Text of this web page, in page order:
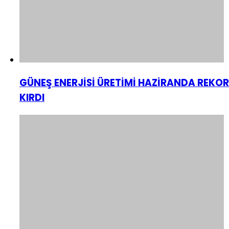
GÜNEŞ ENERJİSİ ÜRETİMİ HAZİRANDA REKOR
KIRDI